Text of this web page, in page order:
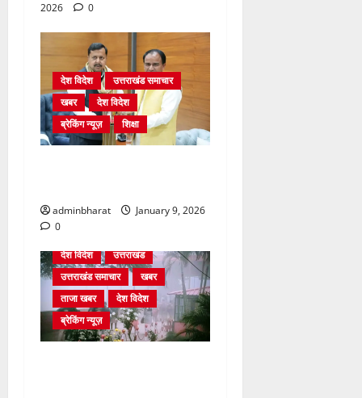
2026
0
देश विदेश
उत्तराखंड समाचार
खबर
देश विदेश
ब्रेकिंग न्यूज़
शिक्षा
adminbharat
January 9, 2026
0
देश विदेश
उत्तराखंड
उत्तराखंड समाचार
खबर
ताजा खबर
देश विदेश
ब्रेकिंग न्यूज़